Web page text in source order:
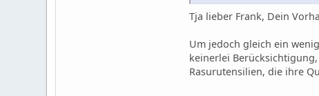
Tja lieber Frank, Dein
Um jedoch gleich ein
keinerlei
Rasurutensilien, die ihre